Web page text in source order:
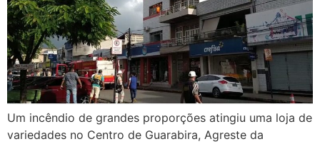
Um incêndio de grandes proporções atingiu uma loja de
variedades no Centro de Guarabira, Agreste da